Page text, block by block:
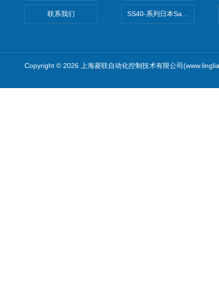
联系我们 SS40-系列日本Sawamura泽
Copyright © 2026 上海菱联自动化控制技术有限公司